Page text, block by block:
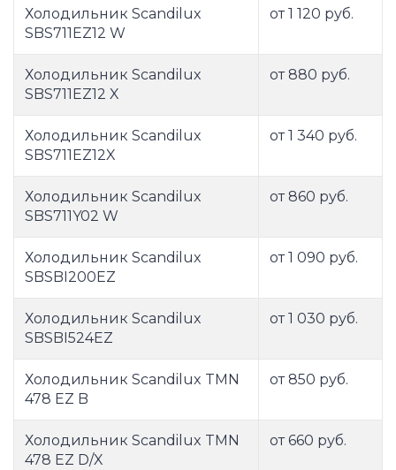
Холодильник Scandilux
SBS711EZ12 W
от 1 120 руб.
Холодильник Scandilux
SBS711EZ12 X
от 880 руб.
Холодильник Scandilux
SBS711EZ12X
от 1 340 руб.
Холодильник Scandilux
SBS711Y02 W
от 860 руб.
Холодильник Scandilux
SBSBI200EZ
от 1 090 руб.
Холодильник Scandilux
SBSBI524EZ
от 1 030 руб.
Холодильник Scandilux TMN
478 EZ B
от 850 руб.
Холодильник Scandilux TMN
478 EZ D/X
от 660 руб.